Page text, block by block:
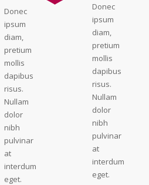
Donec
ipsum
diam,
pretium
mollis
dapibus
risus.
Nullam
dolor
nibh
pulvinar
at
interdum
eget.
Donec
ipsum
diam,
pretium
mollis
dapibus
risus.
Nullam
dolor
nibh
pulvinar
at
interdum
eget.